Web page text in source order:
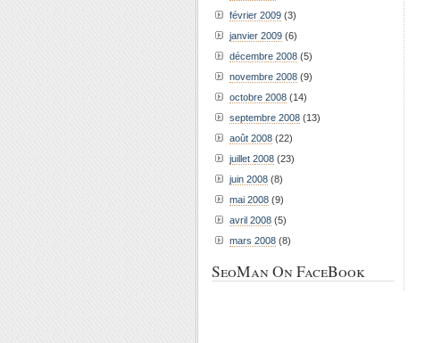
février 2009 (3)
janvier 2009 (6)
décembre 2008 (5)
novembre 2008 (9)
octobre 2008 (14)
septembre 2008 (13)
août 2008 (22)
juillet 2008 (23)
juin 2008 (8)
mai 2008 (9)
avril 2008 (5)
mars 2008 (8)
SeoMan On FaceBook